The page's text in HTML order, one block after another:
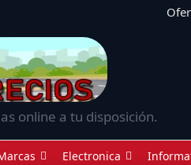
online a tu disposición.
Electronica